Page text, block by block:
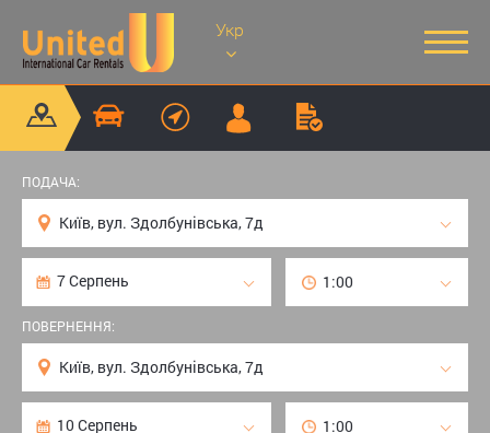
Укр
ПОДАЧА:
ПОВЕРНЕННЯ: